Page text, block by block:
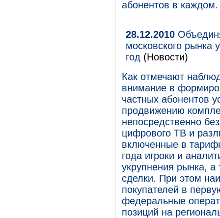
абонентов в каждом.
28.12.2010
московского рынка
год (Новости)
Как отмечают
внимание в
частных абонентов
продвижению
непосредственно
цифрового ТВ и
включенные в
года игроки и
укрупнения рынка,
сделки. При этом
покупателей в
федеральные
позиций на